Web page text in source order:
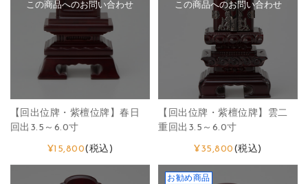
この商品へのお問い合わせ
【回出位牌・紫檀位牌】春日
回出3.5～6.0寸
¥15,800(税込)
この商品へのお問い合わせ
【回出位牌・紫檀位牌】雲二
重回出3.5～6.0寸
¥35,800 (税込)
お勧め商品